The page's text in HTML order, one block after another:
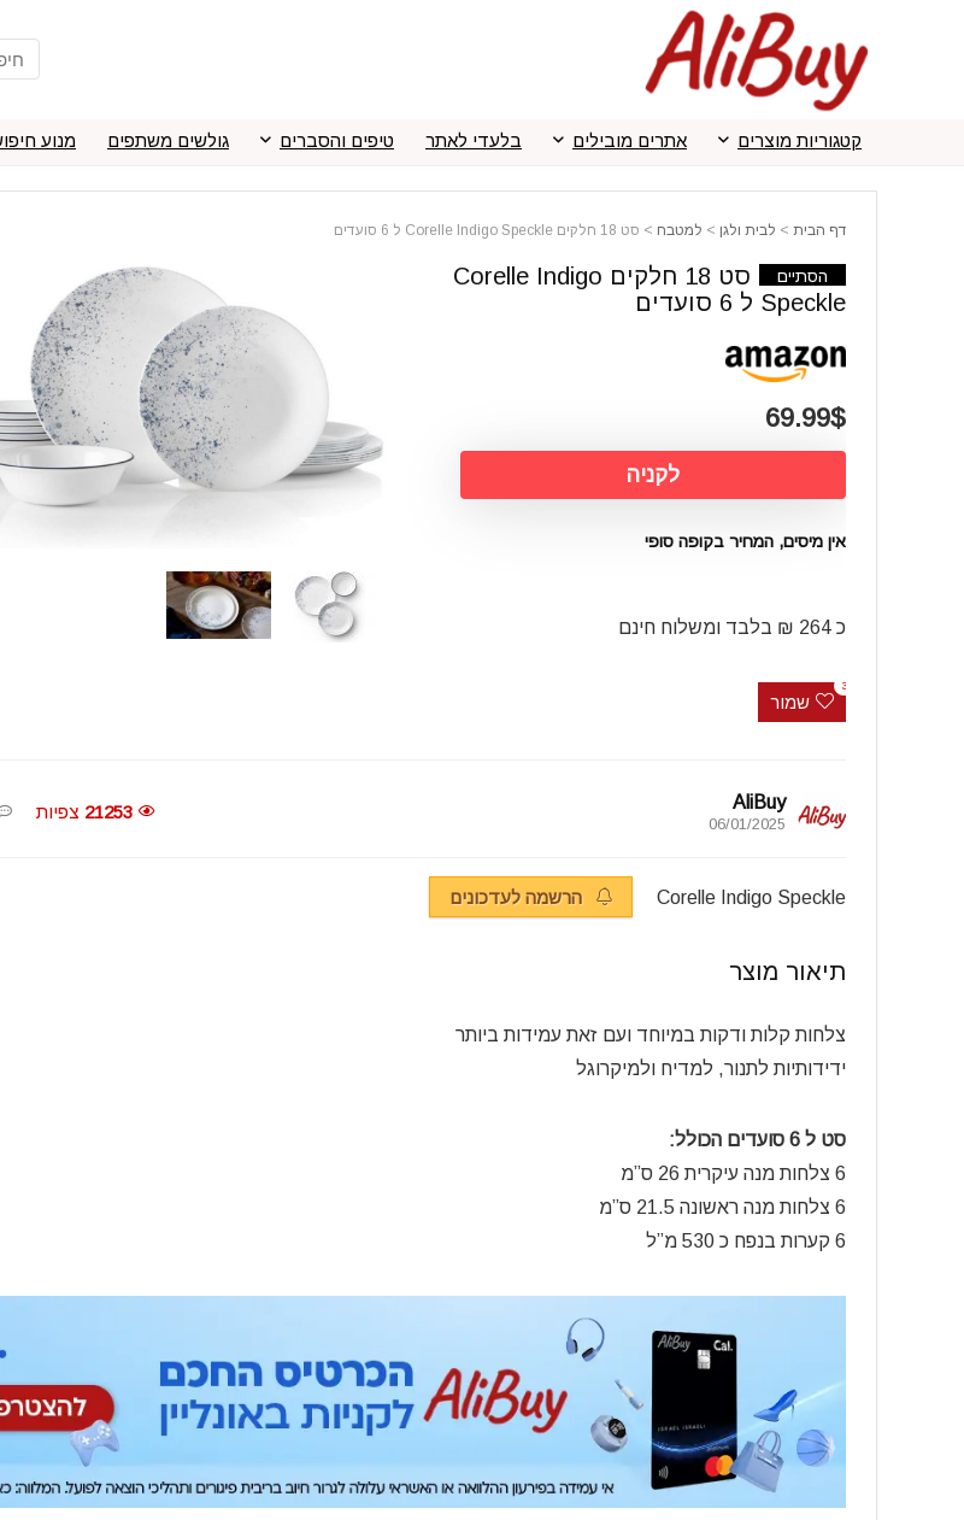
קטגוריות מוצרים אתרים מובילים בלעדי לאתר טיפים והסברים גולשים משתפים מנוע
דף הבית > לבית ולגן > למטבח > סט 18 חלקים Corelle Indigo Speckle ל 6 סועדים
הסתיים
סט 18 חלקים Corelle Indigo
Speckle ל 6 סועדים
69.99$
לקניה
אין מיסים, המחיר בקופה סופי
כ 264 ₪ בלבד ומשלוח חינם
שמור
3
AliBuy
06/01/2025
21253 צפיות
Corelle Indigo Speckle הרשמה לעדכונים
תיאור מוצר
צלחות קלות ודקות במיוחד ועם זאת עמידות ביותר
ידידותיות לתנור, למדיח ולמיקרוגל
סט ל 6 סועדים הכולל:
6 צלחות מנה עיקרית 26 ס”מ
6 צלחות מנה ראשונה 21.5 ס”מ
6 קערות בנפח כ 530 מ”ל